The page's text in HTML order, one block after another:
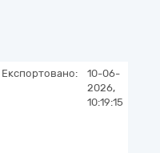
Експортовано:
10-06-
2026,
10:19:15